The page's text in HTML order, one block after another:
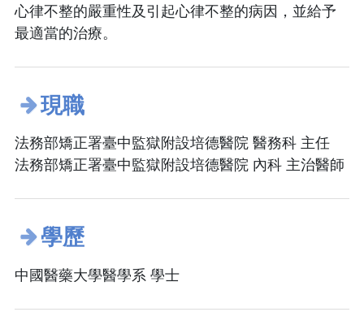
心律不整的嚴重性及引起心律不整的病因，並給予
最適當的治療。
現職
法務部矯正署臺中監獄附設培德醫院 醫務科 主任
法務部矯正署臺中監獄附設培德醫院 內科 主治醫師
學歷
中國醫藥大學醫學系 學士